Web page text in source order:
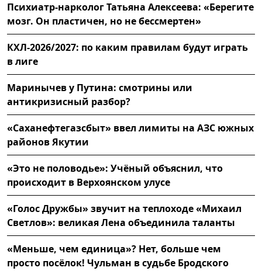
Психиатр-нарколог Татьяна Алексеева: «Берегите
мозг. Он пластичен, но не бессмертен»
КХЛ-2026/2027: по каким правилам будут играть
в лиге
Маринычев у Путина: смотрины или
антикризисный разбор?
«Саханефтегазсбыт» ввел лимиты на АЗС южных
районов Якутии
«Это не половодье»: Учёный объяснил, что
происходит в Верхоянском улусе
«Голос Дружбы» звучит на теплоходе «Михаил
Светлов»: великая Лена объединила таланты
«Меньше, чем единица»? Нет, больше чем
просто посёлок! Чульман в судьбе Бродского